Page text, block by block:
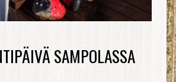
SAMPOLASSA